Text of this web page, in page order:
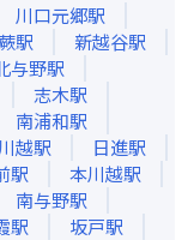
川口元郷駅
蕨駅 新越谷駅
与野駅
志木駅
南浦和駅
川越駅 日進駅
駅 本川越駅
南与野駅
駅 坂戸駅